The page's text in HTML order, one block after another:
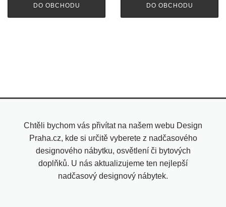
DO OBCHODU DO OBCHODU
Chtěli bychom vás přivítat na našem webu Design
Praha.cz, kde si určitě vyberete z nadčasového
designového nábytku, osvětlení či bytových
doplňků. U nás aktualizujeme ten nejlepší
nadčasový designový nábytek.